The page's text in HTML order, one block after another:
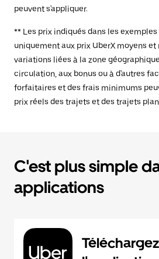
peuvent s'appliquer.
** Les prix indiqués dans les
uniquement aux prix UberX moyens
variations liées à la zone
circulation, aux bonus ou à d'autres
forfaitaires et des frais minimums
prix réels des trajets et des trajets
C'est plus simple
applications
Téléchargez